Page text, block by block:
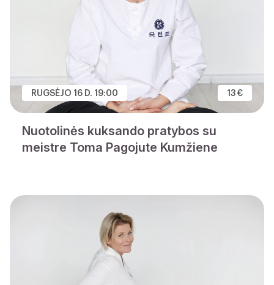
RUGSĖJO 16 D. 19:00 13 €
Nuotolinės kuksando pratybos su
meistre Toma Pagojute Kumžiene